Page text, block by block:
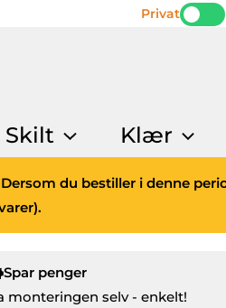
Privat
Skilt Klær
du bestiller i denne
Spar penger
monteringen selv - enkelt!